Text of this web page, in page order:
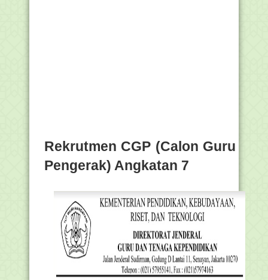
Rekrutmen CGP (Calon Guru
Pengerak) Angkatan 7